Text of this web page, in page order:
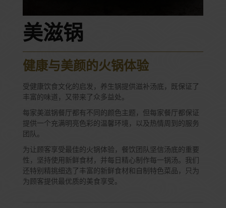
美滋锅
健康与美颜的火锅体验
受健康饮食文化的启发，养生锅提供滋补汤底，既保证了
丰富的味道，又带来了众多益处。
每家美滋锅餐厅都有不同的颜色主题，但每家餐厅都保证
提供一个充满明亮色彩的温馨环境，以及热情周到的服务
团队。
为让顾客享受最佳的火锅体验，餐饮团队坚信汤底的重要
性，坚持使用新鲜食材，并每日精心制作每一锅汤。我们
还特别精挑细选了丰富的新鲜食材和自制特色菜品，只为
为顾客提供最优质的美食享受。